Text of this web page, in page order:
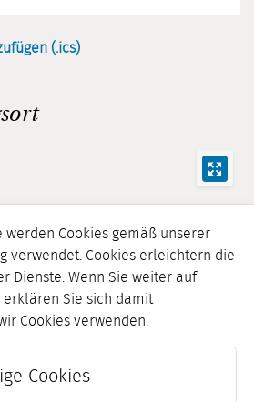
werden Cookies gemäß unserer
verwendet. Cookies erleichtern die
Dienste. Wenn Sie weiter auf
erklären Sie sich damit
Cookies verwenden.
Cookies
(.ics)